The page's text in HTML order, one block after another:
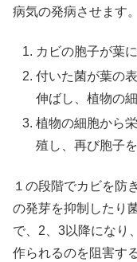
病気の発病させます。
カビの胞子が葉に
付いた菌が葉の
伸ばし、植物の
植物の細胞から
殖し、再び胞子
１の段階でカビを防
の発芽を抑制したり
で、2、3以降になり
作られるのを阻害す